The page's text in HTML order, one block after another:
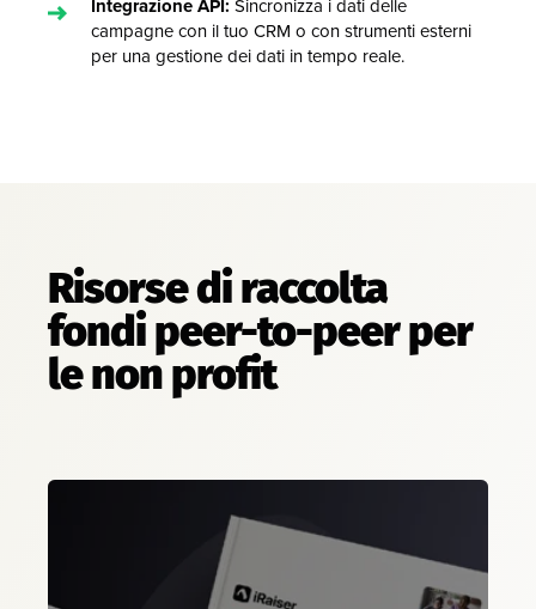
Integrazione API: Sincronizza i dati delle
campagne con il tuo CRM o con strumenti esterni
per una gestione dei dati in tempo reale.
Risorse di raccolta
fondi peer-to-peer per
le non profit